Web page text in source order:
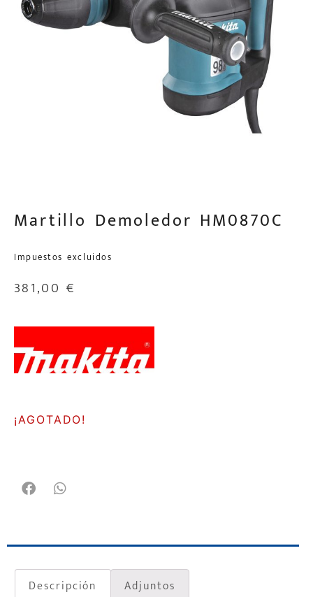
Martillo Demoledor HM0870C
Impuestos excluidos
381,00€
¡AGOTADO!
Descripción Adjuntos